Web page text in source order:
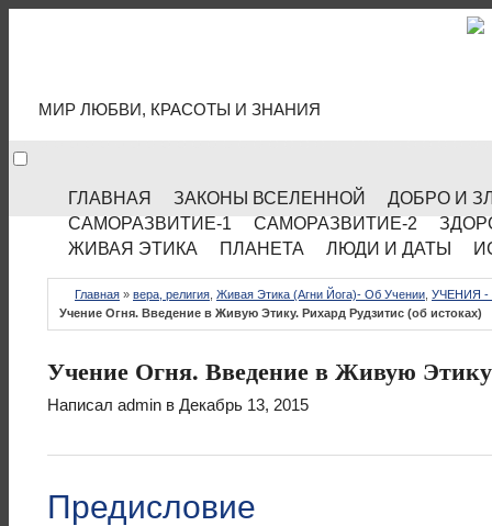
МИР ЛЮБВИ, КРАСОТЫ И ЗНАНИЯ
ГЛАВНАЯ ЗАКОНЫ ВСЕЛЕННОЙ
ДОБРО И
САМОРАЗВИТИЕ-1
САМОРАЗВИТИЕ-2
ЖИВАЯ ЭТИКА
ПЛАНЕТА ЛЮДИ И ДАТЫ
Главная » вера, религия Живая Этика (Агни Йога)- Об Учении УЧЕНИЯ -
Учение Огня. Введение в Живую Этику. Рихард Рудзитис (об истоках)
Учение Огня. Введение в Живую
Написал admin в Декабрь 13, 2015
Предисловие